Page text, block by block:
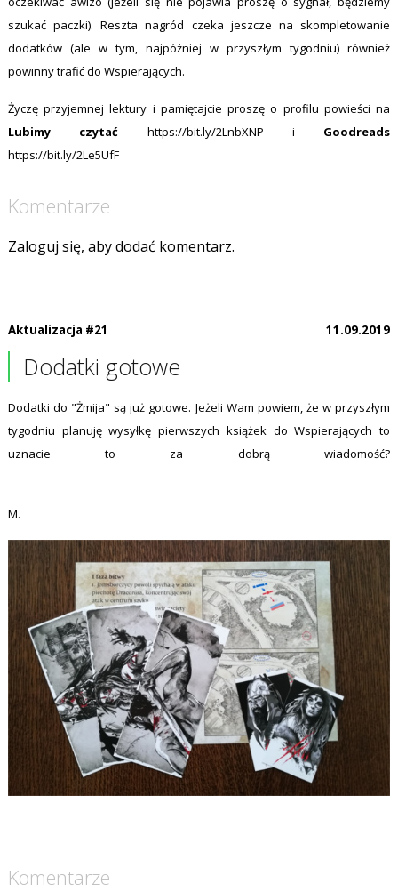
szukać paczki). Reszta nagród czeka jeszcze na skompletowanie
dodatków (ale w tym, najpóźniej w przyszłym tygodniu) również
powinny trafić do Wspierających.
Życzę przyjemnej lektury i pamiętajcie proszę o profilu powieści na
Lubimy czytać
https://bit.ly/2LnbXNP i Goodreads
https://bit.ly/2Le5UfF
Komentarze
Zaloguj się, aby dodać komentarz.
Aktualizacja #21 11.09.2019
Dodatki gotowe
Dodatki do "Żmija" są już gotowe. Jeżeli Wam powiem, że w przyszłym
tygodniu planuję wysyłkę pierwszych książek do Wspierających to
uznacie to za dobrą wiadomość?
M.
Komentarze